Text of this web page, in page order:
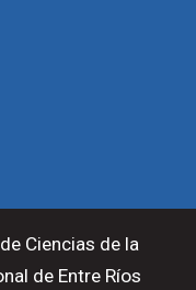
Ciencias de la
de Entre Ríos